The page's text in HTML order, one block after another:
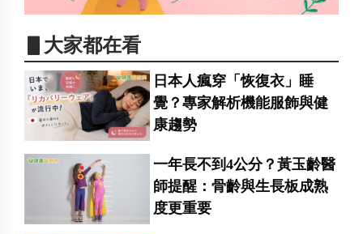
▋大家都在看
日本人瘋穿「恢復衣」睡
覺？專家解析機能服飾與健
康趨勢
一年長不到4公分？黃玉齡醫
師提醒：骨齡與生長板成熟
度更重要